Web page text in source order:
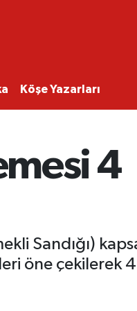
Köşe Yazarları
4
Sandığı)
öne çekilerek